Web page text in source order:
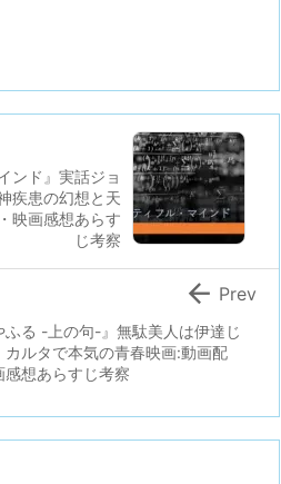
ンド』実話ジョ
疾患の幻想と天
映画感想あらす
じ考察
ふる -上の句-』無駄美人は伊達じ
カルタで本気の青春映画:動画配
感想あらすじ考察
 Prev